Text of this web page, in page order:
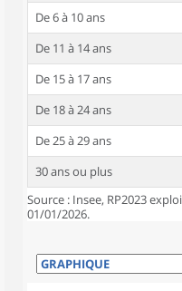
De 6 à 10 ans
De 11 à 14 ans
De 15 à 17 ans
De 18 à 24 ans
De 25 à 29 ans
30 ans ou plus
Source : Insee, RP2023
01/01/2026.